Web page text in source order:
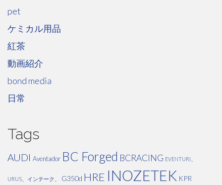
pet
ケミカル用品
紅茶
動画紹介
bond media
日常
Tags
AUDI Aventador BC Forged BCRACING EVENTURI、
URUS、インテーク、 G350d HRE INOZETEK KPR